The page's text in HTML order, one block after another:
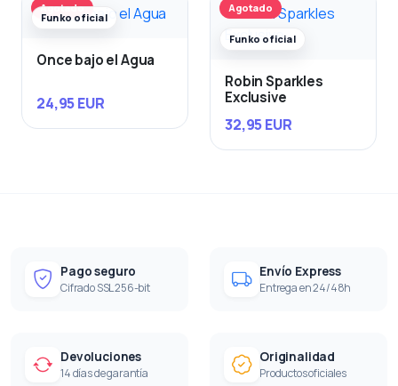
Agotado
Funko oficial
Once bajo el Agua
24,95 EUR
Agotado
Funko oficial
Robin Sparkles
Exclusive
32,95 EUR
Pago seguro
Cifrado SSL 256-bit
Envío Express
Entrega en 24/48h
Devoluciones
14 días de garantía
Originalidad
Productos oficiales